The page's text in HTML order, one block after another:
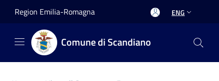
Region Emilia-Romagna ENG
Comune di Scandiano